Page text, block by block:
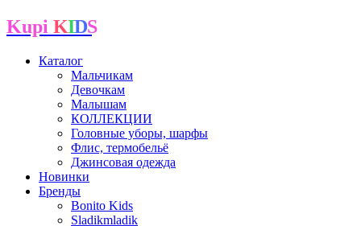
Kupi K I D S
Каталог
Мальчикам
Девочкам
Малышам
КОЛЛЕКЦИИ
Головные уборы, шарфы
Флис, термобельё
Джинсовая одежда
Новинки
Бренды
Bonito Kids
Sladikmladik